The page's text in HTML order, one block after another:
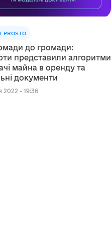
до громади:
представили алгоритми
майна в оренду та
документи
2022 - 19:36